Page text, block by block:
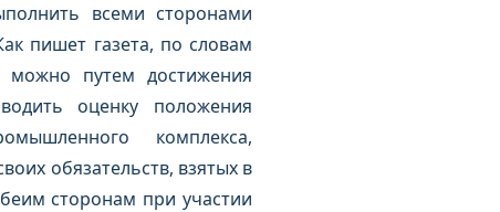
всеми сторонами
пишет газета, по словам
можно путем достижения
оценку положения
комплекса,
обязательств, взятых в
сторонам при участии